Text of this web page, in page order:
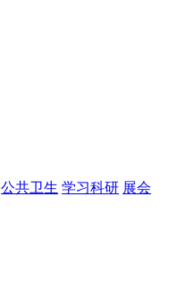
公共卫生 学习科研 展会